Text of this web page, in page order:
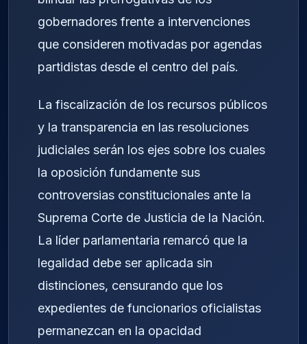
gobernadores frente a intervenciones
que consideren motivadas por agendas
partidistas desde el centro del país.
La fiscalización de los recursos públicos
y la transparencia en las resoluciones
judiciales serán los ejes sobre los cuales
la oposición fundamente sus
controversias constitucionales ante la
Suprema Corte de Justicia de la Nación.
La líder parlamentaria remarcó que la
legalidad debe ser aplicada sin
distinciones, censurando que los
expedientes de funcionarios oficialistas
permanezcan en la opacidad